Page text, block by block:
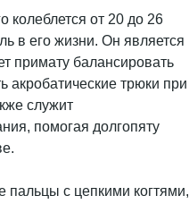
колеблется от 20 до 26
в его жизни. Он является
примату балансировать
акробатические трюки при
служит
помогая долгопяту
с цепкими когтями,